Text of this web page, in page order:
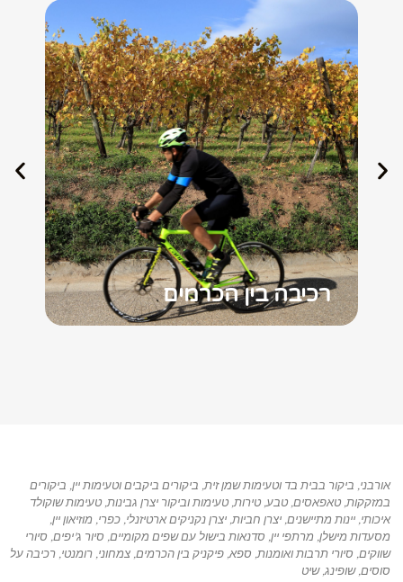
רכיבה בין הכרמים
אורבני, ביקור בבית בד וטעימות שמן זית, ביקורים ביקבים וטעימות יין, ביקורים
במזקקות, טאפאסים, טבע, טירות, טעימות וביקור יצרן גבינות, טעימות שוקולד
איכותי, יינות מתיישנים, יצרן חביות, יצרן נקניקים ארטיזנלי, כפרי, מוזיאון יין,
מסעדות מישלן, מרתפי יין, סדנאות בישול עם שפים מקומיים, סיור ג'יפים, סיורי
שווקים, סיורי תרבות ואומנות, ספא, פיקניק בין הכרמים, צמחוני, רומנטי, רכיבה על
סוסים,שופינג,שיט